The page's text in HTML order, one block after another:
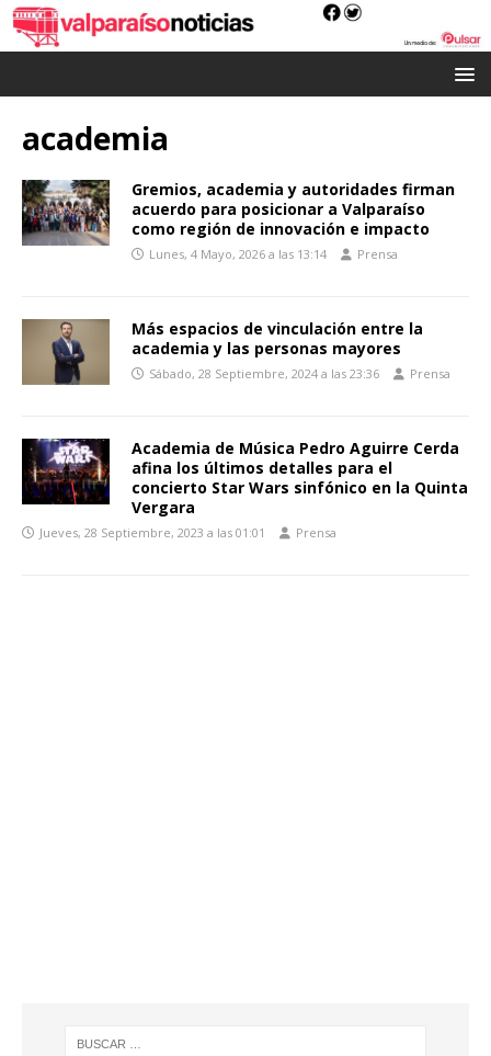
academia
Gremios, academia y autoridades firman
acuerdo para posicionar a Valparaíso
como región de innovación e impacto
Lunes, 4 Mayo, 2026 a las 13:14 Prensa
Más espacios de vinculación entre la
academia y las personas mayores
Sábado, 28 Septiembre, 2024 a las 23:36 Prensa
Academia de Música Pedro Aguirre Cerda
afina los últimos detalles para el
concierto Star Wars sinfónico en la Quinta
Vergara
Jueves, 28 Septiembre, 2023 a las 01:01 Prensa